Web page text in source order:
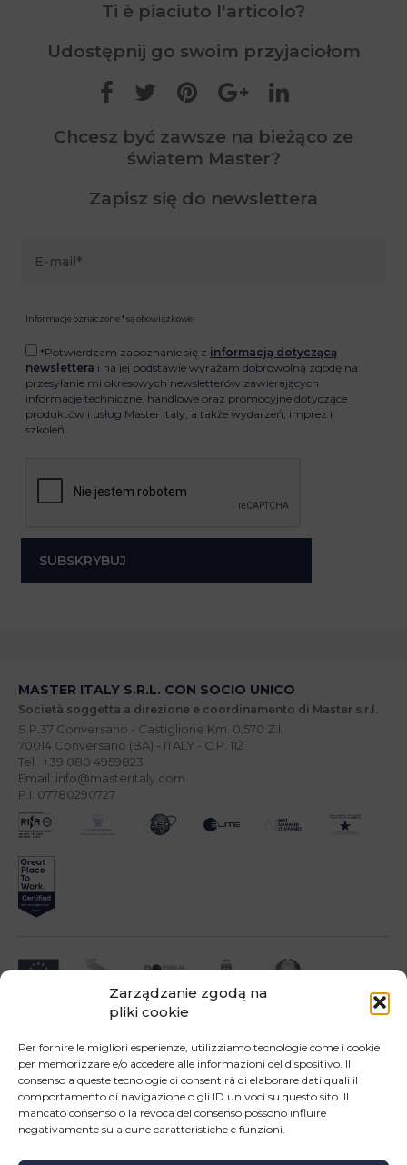
Zarządzanie zgodą na
pliki cookie
Per fornire le migliori esperienze, utilizziamo tecnologie come i cookie
per memorizzare e/o accedere alle informazioni del dispositivo. Il
consenso a queste tecnologie ci consentirà di elaborare dati quali il
comportamento di navigazione o gli ID univoci su questo sito. Il
mancato consenso o la revoca del consenso possono influire
negativamente su alcune caratteristiche e funzioni.
Ti è piaciuto l'articolo?
Udostępnij go swoim przyjaciołom
Chcesz być zawsze na bieżąco ze
światem Master?
Zapisz się do newslettera
Informacje oznaczone * są obowiązkowe.
*Potwierdzam zapoznanie się z informacją dotyczącą
newslettera i na jej podstawie wyrażam dobrowolną zgodę na
przesyłanie mi okresowych newsletterów zawierających
informacje techniczne, handlowe oraz promocyjne dotyczące
produktów i usług Master Italy, a także wydarzeń, imprez i
szkoleń.
MASTER ITALY S.R.L. CON SOCIO UNICO
Società soggetta a direzione e coordinamento di Master s.r.l.
S.P.37 Conversano - Castiglione Km. 0,570 Z.I.
70014 Conversano (BA) - ITALY - C.P. 112
Tel.: +39 080 4959823
Email: info@masteritaly.com
P.I. 07780290727
Impresa beneficiari ai sensi dell'Avviso INNOPROCESS - interventi di supporto a
Operazione confinanziata dall'Unione Europea - POR Puglia 2014-2020 - Fondo FESR -